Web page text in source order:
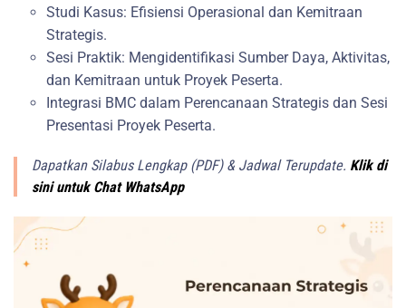
Studi Kasus: Efisiensi Operasional dan Kemitraan
Strategis.
Sesi Praktik: Mengidentifikasi Sumber Daya, Aktivitas,
dan Kemitraan untuk Proyek Peserta.
Integrasi BMC dalam Perencanaan Strategis dan Sesi
Presentasi Proyek Peserta.
Dapatkan Silabus Lengkap (PDF) & Jadwal Terupdate. Klik di
sini untuk Chat WhatsApp